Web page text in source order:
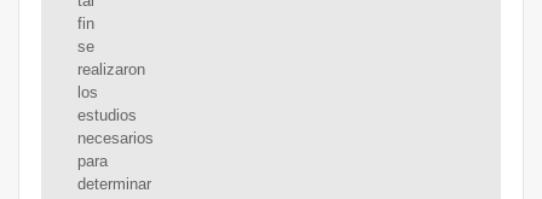
fin
se
realizaron
los
estudios
necesarios
para
determinar